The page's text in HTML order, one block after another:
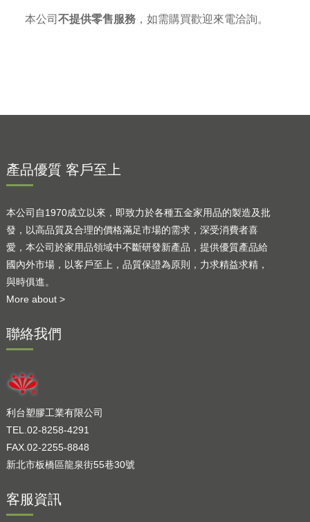
本公司 不提供零售服務， 如需購買歡迎來電洽詢。
產品優質 客戶至上
本公司自1970成立以來，即致力於各種五金家用品的製造及批
發，以高品質及合理的價格滿足市場的需求，深受消費者喜
愛，本公司於家用品領域中不斷研發新產品，提供優質產品給
國內外市場，以客戶至上，品質保證為原則，力求精益求精，
與時俱進。
More about >
聯絡我們
利台塑膠工業有限公司
TEL.02-8258-4291
FAX.02-2255-8848
新北市板橋區龍泉街55巷30號
客服資訊